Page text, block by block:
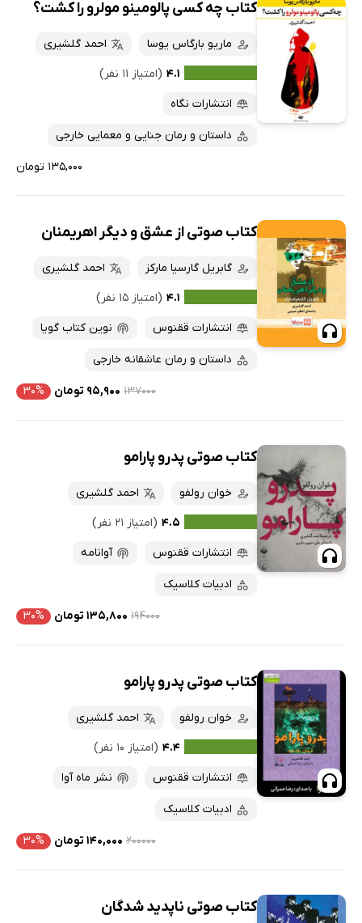
کتاب چه کسی پالومینو مولرو را کشت؟
ماریو بارگاس یوسا
احمد گلشیری
۴.۱ (امتیاز ۱۱ نفر)
انتشارات نگاه
داستان و رمان جنایی و معمایی خارجی
۱۳۵,۰۰۰ تومان
کتاب صوتی از عشق و دیگر اهریمنان
گابریل گارسیا مارکز
احمد گلشیری
۴.۱ (امتیاز ۱۵ نفر)
انتشارات ققنوس
نوین کتاب گویا
داستان و رمان عاشقانه خارجی
۱۳۷۰۰۰ ۹۵,۹۰۰ تومان ۳۰%
کتاب صوتی پدرو پارامو
خوان رولفو
احمد گلشیری
۴.۵ (امتیاز ۲۱ نفر)
انتشارات ققنوس
آوانامه
ادبیات کلاسیک
۱۹۴۰۰۰ ۱۳۵,۸۰۰ تومان ۳۰%
کتاب صوتی پدرو پارامو
خوان رولفو
احمد گلشیری
۴.۴ (امتیاز ۱۰ نفر)
انتشارات ققنوس
نشر ماه آوا
ادبیات کلاسیک
۲۰۰۰۰۰ ۱۴۰,۰۰۰ تومان ۳۰%
کتاب صوتی ناپدید شدگان